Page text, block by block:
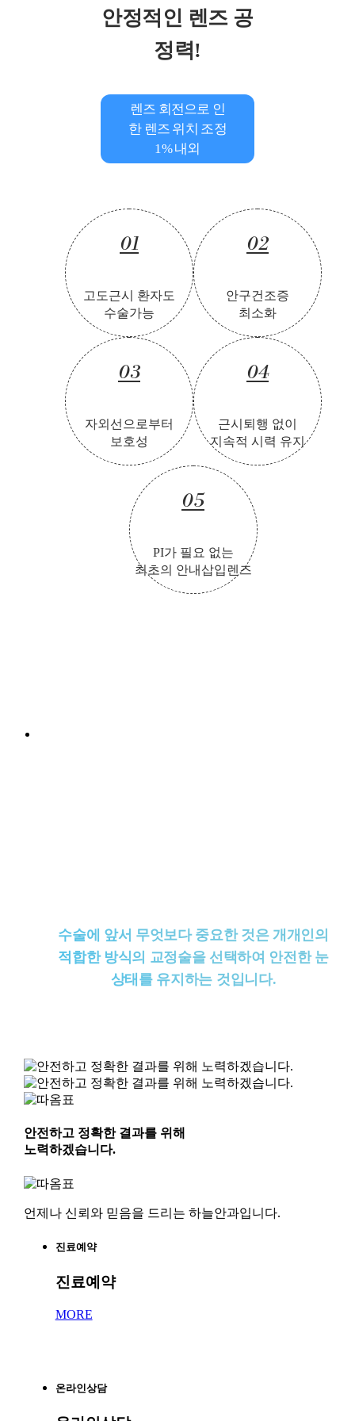
안정적인 렌즈 공
정력!
렌즈 회전으로 인
한 렌즈 위치 조정
1% 내외
01
고도근시 환자도
수술가능
02
안구건조증
최소화
03
자외선으로부터
보호성
04
근시퇴행 없이
지속적 시력 유지
05
PI가 필요 없는
최초의 안내삽입렌즈
수술에 앞서 무엇보다 중요한 것은 개개인의
적합한 방식의 교정술을 선택하여 안전한 눈
상태를 유지하는 것입니다.
안전하고 정확한 결과를 위해
노력하겠습니다.
언제나 신뢰와 믿음을 드리는 하늘안과입니다.
진료예약
진료예약
MORE
온라인상담